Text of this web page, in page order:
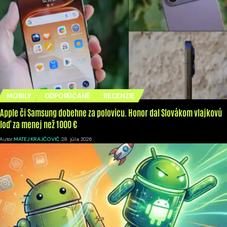
MOBILY ODPORÚČANÉ RECENZIE
Apple či Samsung dobehne za polovicu. Honor dal Slovákom vlajkovú
loď za menej než 1000 €
Autor:MATEJ KRAJČOVIČ 28. júla 2026